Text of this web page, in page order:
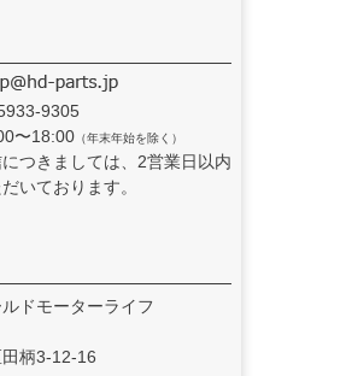
9305
〜18:00 （年末年始を除く）
につきましては、2営業日以内
いております。
ドモーターライフ
柄3-12-16